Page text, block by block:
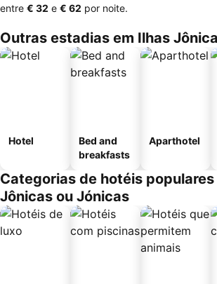
entre ‎€ 32 e ‎€ 62 por noite.
Outras estadias em Ilhas
Hotel
Bed and
breakfasts
Aparthotel
Categorias de hotéis populares
Jônicas ou Jónicas